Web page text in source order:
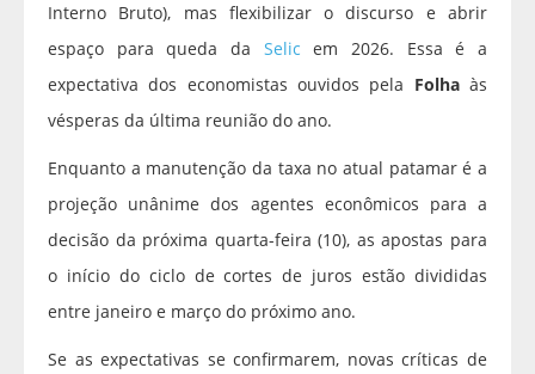
Interno Bruto), mas flexibilizar o discurso e abrir
espaço para queda da Selic em 2026. Essa é a
expectativa dos economistas ouvidos pela Folhaàs
vésperas da última reunião do ano.
Enquanto a manutenção da taxa no atual patamar é a
projeção unânime dos agentes econômicos para a
decisão da próxima quarta-feira (10), as apostas para
o início do ciclo de cortes de juros estão divididas
entre janeiro e março do próximo ano.
Se as expectativas se confirmarem, novas críticas de